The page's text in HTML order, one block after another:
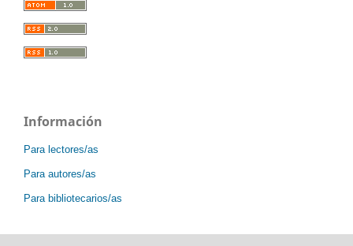
Información
Para lectores/as
Para autores/as
Para bibliotecarios/as